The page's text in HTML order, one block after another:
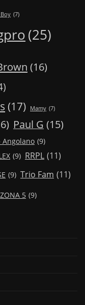
(7)
(25)
(16)
(17) Mamy (7)
Paul G (15)
Angolano (9)
(9) RRPL (11)
(9) Trio Fam (11)
ZONA 5 (9)